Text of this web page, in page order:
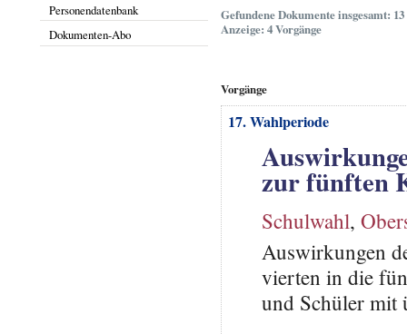
Personendatenbank
Dokumenten-Abo
Gefundene Dokumente insgesamt: 13
Anzeige: 4 Vorgänge
Vorgänge
17. Wahlperiode
zur fünften
Schulwahl,
Auswirkungen
vierten in die
und Schüler mit